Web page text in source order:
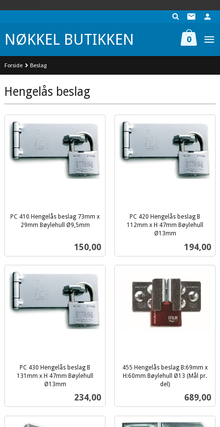
NØKKEL BUTIKKEN 0
Forside Beslag
Hengelås beslag
PC 410 Hengelås beslag 73mm x
29mm Bøylehull Ø9,5mm
Pris
150,00
PC 420 Hengelås beslag B
112mm x H 47mm Bøylehull
Ø13mm
Pris
194,00
PC 430 Hengelås beslag B
131mm x H 47mm Bøylehull
Ø13mm
Pris
234,00
455 Hengelås beslag B:69mm x
H:60mm Bøylehull Ø13 (Mål pr.
del)
Pris
689,00